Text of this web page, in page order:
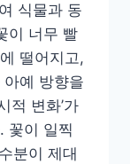
식물과 동
이 너무 빨
떨어지고,
예 방향을
적 변화’가
꽃이 일찍
분이 제대